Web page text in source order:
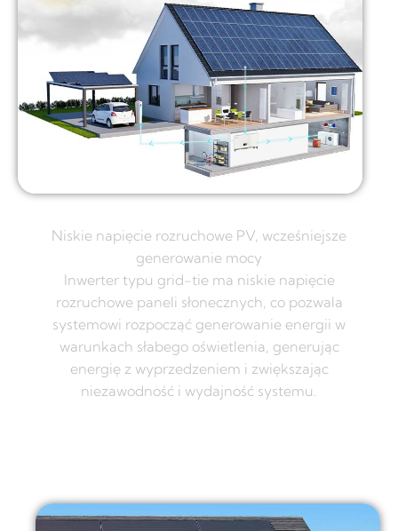
Niskie napięcie rozruchowe PV, wcześniejsze
generowanie mocy
Inwerter typu grid-tie ma niskie napięcie
rozruchowe paneli słonecznych, co pozwala
systemowi rozpocząć generowanie energii w
warunkach słabego oświetlenia, generując
energię z wyprzedzeniem i zwiększając
niezawodność i wydajność systemu.